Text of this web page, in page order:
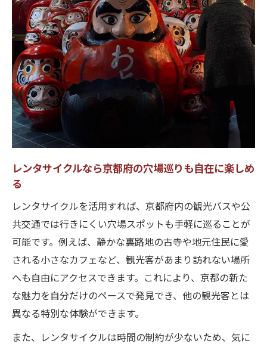
レンタサイクル京都で特別なタンデム体験
を実現しよう
乗り捨て可能なレンタサイクル活用術を紹介
乗り捨て対応レンタサイクルで京都を効率
移動
レンタサイクル京都で乗り捨てサービスの
便利さを実感
レンタサイクル乗り捨てのコツと観光ルー
トの選び方
都観光を実現
乗り捨て可のレンタサイクルで自由なプラ
ンを立てる
電動アシスト自転車なら京都観光も快適に楽し
める
電動アシスト付きレンタサイクルで京都観
光を快適化
レンタサイクルで電動自転車のパワーを体
レンタサイクルなら京都府の穴場巡りも自在に楽しめ
る
レンタサイクルを活用すれば、京都府内の観光バスや公
共交通では行きにくい穴場スポットも手軽に巡ることが
可能です。例えば、静かな裏路地の古寺や地元住民に愛
される小さなカフェなど、観光客があまり訪れない場所
へも自由にアクセスできます。これにより、京都の新た
な魅力を自分だけのペースで発見でき、他の観光客とは
異なる特別な体験ができます。
また、レンタサイクルは時間の制約が少ないため、気に